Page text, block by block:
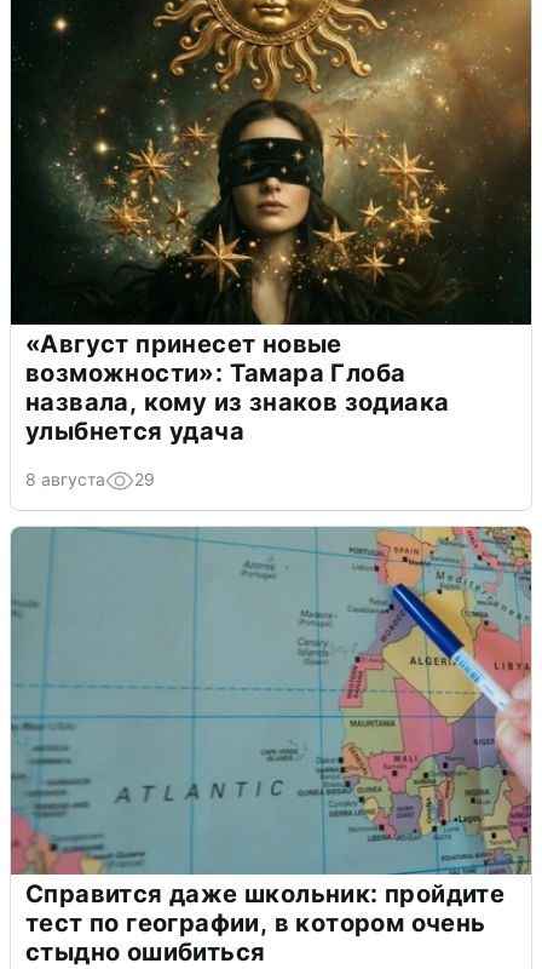
«Август принесет новые
возможности»: Тамара Глоба
назвала, кому из знаков зодиака
улыбнется удача
8 августа 29
Справится даже школьник: пройдите
тест по географии, в котором очень
стыдно ошибиться